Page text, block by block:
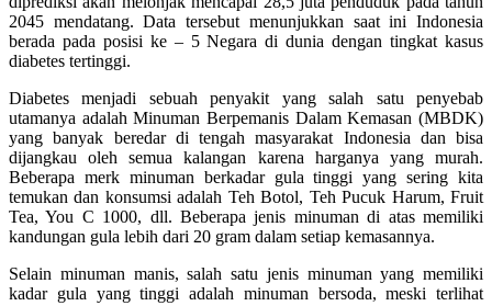
2045 mendatang. Data tersebut menunjukkan saat ini Indonesia
berada pada posisi ke – 5 Negara di dunia dengan tingkat kasus
diabetes tertinggi.
Diabetes menjadi sebuah penyakit yang salah satu penyebab
utamanya adalah Minuman Berpemanis Dalam Kemasan (MBDK)
yang banyak beredar di tengah masyarakat Indonesia dan bisa
dijangkau oleh semua kalangan karena harganya yang murah.
Beberapa merk minuman berkadar gula tinggi yang sering kita
temukan dan konsumsi adalah Teh Botol, Teh Pucuk Harum, Fruit
Tea, You C 1000, dll. Beberapa jenis minuman di atas memiliki
kandungan gula lebih dari 20 gram dalam setiap kemasannya.
Selain minuman manis, salah satu jenis minuman yang memiliki
kadar gula yang tinggi adalah minuman bersoda, meski terlihat